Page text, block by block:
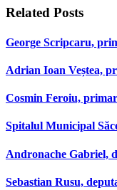
Related Posts
George Scripcaru,
Adrian Ioan Veștea,
Cosmin Feroiu,
Spitalul Municipal
Andronache Gabriel,
Sebastian Rusu,